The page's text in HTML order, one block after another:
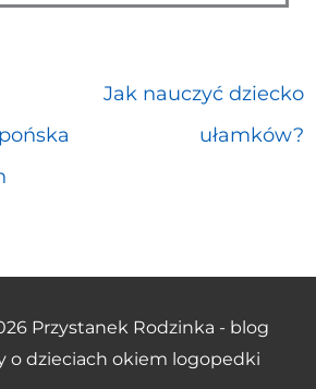
Jak nauczyć dziecko
ułamków?
Przystanek Rodzinka - blog
o dzieciach okiem logopedki